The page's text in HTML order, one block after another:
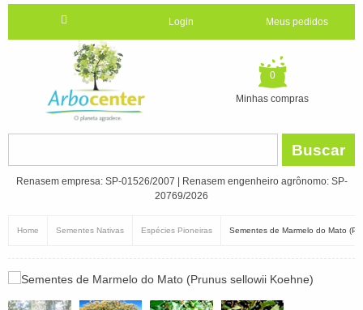
Login Meus pedidos
0
Minhas compras
Buscar
Renasem empresa: SP-01526/2007 | Renasem engenheiro agrônomo: SP-
20769/2026
Home Sementes Nativas Espécies Pioneiras Sementes de Marmelo do Mato